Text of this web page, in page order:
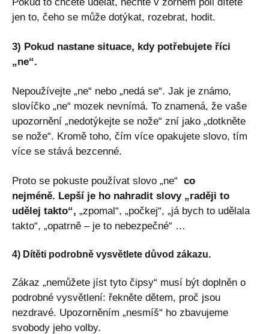
jen to, čeho se může dotýkat, rozebrat, hodit.
3) Pokud nastane situace, kdy potřebujete říci
„ne“.
Nepoužívejte „ne“ nebo „nedá se“. Jak je známo,
slovíčko „ne“ mozek nevnímá. To znamená, že vaše
upozornění „nedotýkejte se nože“ zní jako „dotkněte
se nože“. Kromě toho, čím více opakujete slovo, tím
více se stává bezcenné.
Proto se pokuste používat slovo „ne“ co
nejméně. Lepší je ho nahradit slovy „raději to
udělej takto“, „zpomal“, „počkej“, „já bych to udělala
takto“, „opatrně – je to nebezpečné“ …
4) Dítěti podrobně vysvětlete důvod zákazu.
Zákaz „nemůžete jíst tyto čipsy“ musí být doplněn o
podrobné vysvětlení: řekněte dětem, proč jsou
nezdravé. Upozorněním „nesmíš“ ho zbavujeme
svobody jeho volby.